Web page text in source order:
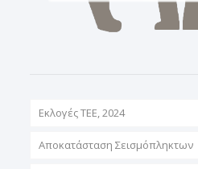
Εκλογές ΤΕΕ, 2024
Αποκατάσταση Σεισμόπληκτων